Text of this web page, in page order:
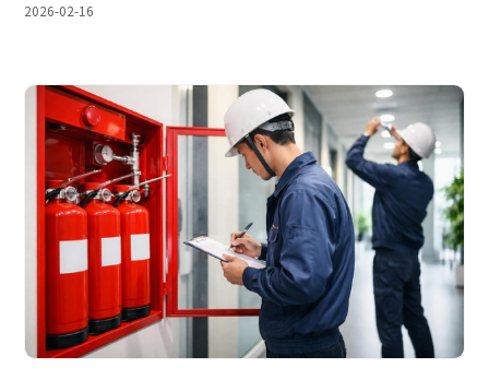
2026-02-16